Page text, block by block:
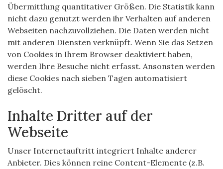
Übermittlung quantitativer Größen. Die Statistik kann
nicht dazu genutzt werden ihr Verhalten auf anderen
Webseiten nachzuvollziehen. Die Daten werden nicht
mit anderen Diensten verknüpft. Wenn Sie das Setzen
von Cookies in Ihrem Browser deaktiviert haben,
werden Ihre Besuche nicht erfasst. Ansonsten werden
diese Cookies nach sieben Tagen automatisiert
gelöscht.
Inhalte Dritter auf der
Webseite
Unser Internetauftritt integriert Inhalte anderer
Anbieter. Dies können reine Content-Elemente (z.B.